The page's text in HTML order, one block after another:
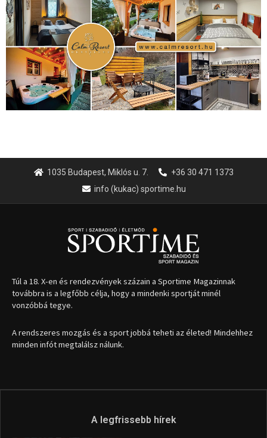
1035 Budapest, Miklós u. 7.
+36 30 471 1373
info (kukac) sportime.hu
Túl a 18. X-en és rendezvények százain a Sportime Magazinnak
továbbra is a legfőbb célja, hogy a mindenki sportját minél
vonzóbbá tegye.
A rendszeres mozgás és a sport jobbá teheti az életed! Mindehhez
minden infót megtalálsz nálunk.
A legfrissebb hírek